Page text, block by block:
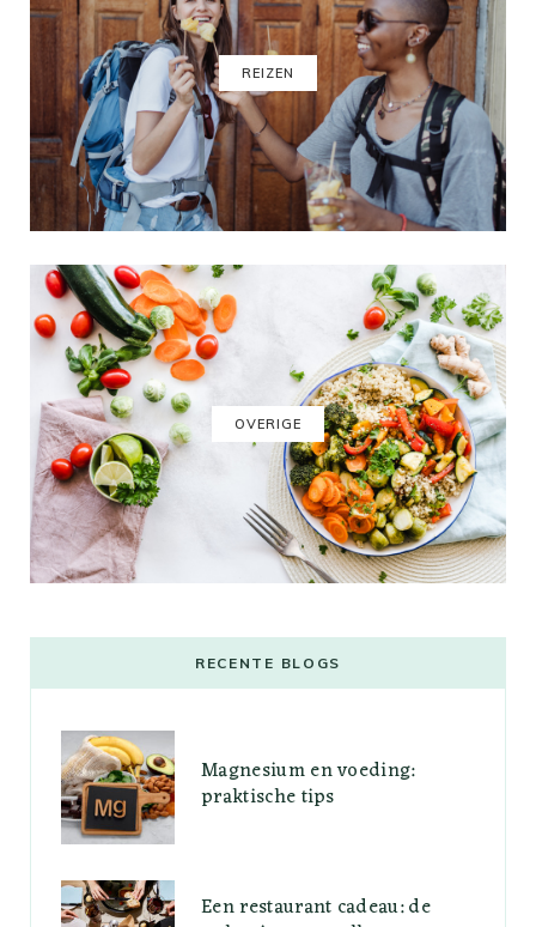
REIZEN
OVERIGE
RECENTE BLOGS
Magnesium en voeding:
praktische tips
Een restaurant cadeau: de